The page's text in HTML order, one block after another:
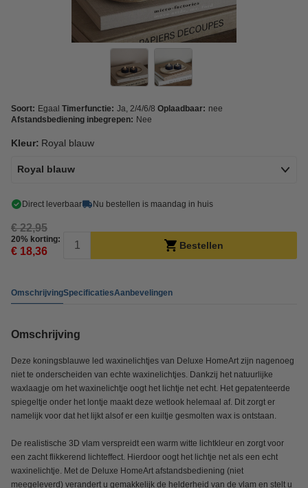
Soort: Egaal Timerfunctie: Ja, 2/4/6/8 Oplaadbaar: nee
Afstandsbediening inbegrepen: Nee
Kleur: Royal blauw
Royal blauw
Direct leverbaar Nu bestellen is maandag in huis
€ 22,95
20% korting:
€ 18,36 Bestellen
OmschrijvingSpecificatiesAanbevelingen
Omschrijving
Deze koningsblauwe led waxinelichtjes van Deluxe HomeArt zijn nagenoeg
niet te onderscheiden van echte waxinelichtjes. Dankzij het natuurlijke
waxlaagje om het waxinelichtje oogt het lichtje net echt. Het gepatenteerde
spiegeltje onder het lontje maakt deze wetlook helemaal af. Dit zorgt er
namelijk voor dat het lijkt alsof er een kuiltje gesmolten wax is ontstaan.
De realistische 3D vlam verspreidt een warm witte lichtkleur en zorgt voor
een zacht flikkerend lichteffect. Hierdoor oogt het lichtje net als een echt
waxinelichtje. Met de Deluxe HomeArt afstandsbediening (niet
meegeleverd) verandert u gemakkelijk de helderheid van de vlam en stelt u